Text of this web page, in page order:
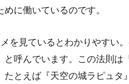
に働いているのです。
を見ているとわかりやすい
呼んでいます。この法則
とえば『天空の城ラピュ